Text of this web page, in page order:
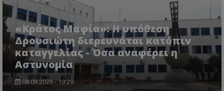
«Κράτος Μαφία»: Η υπόθεση
Δρουσιώτη διερευνάται κατόπιν
καταγγελίας - Όσα αναφέρει η
Αστυνομία
08.08.2026 - 19:29
VISITOR_PRIVACY_METADATA
YouTube
.youtube.com